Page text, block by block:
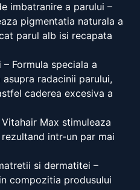
imbatranire a parului –
pigmentatia naturala a
parul alb isi recapata
Formula speciala a
radacinii parului,
caderea excesiva a
Max stimuleaza
intr-un par mai
si dermatitei –
compozitia produsului